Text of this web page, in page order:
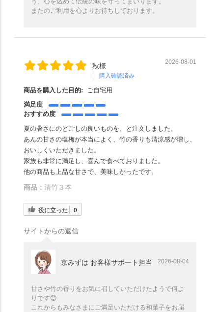
またのご利用を心よりお待ちしております。
秋様
購入確認済み
2026-08-01
商品を購入した目的:
ご自宅用
満足度
おすすめ度
夏の暑さにのどごしの良いものを、と注文しました。
あんの甘さの塩梅が本当によく、竹の香りも清涼感が増し、
おいしくいただきました。
家族も非常に満足し、喜んで食べておりました。
他の商品も上品な甘さで、美味しかったです。
商品： 清竹３本
役に立った 0
サイトからの返信
京みずは お客様サポート担当 2026-08-04
甘さや竹の香りをお気に召していただけたようで何よ
りです😊
これからもみなさまにご満足いただける和菓子をお届